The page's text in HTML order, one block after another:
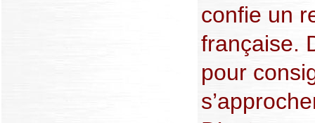
confie un
française.
pour